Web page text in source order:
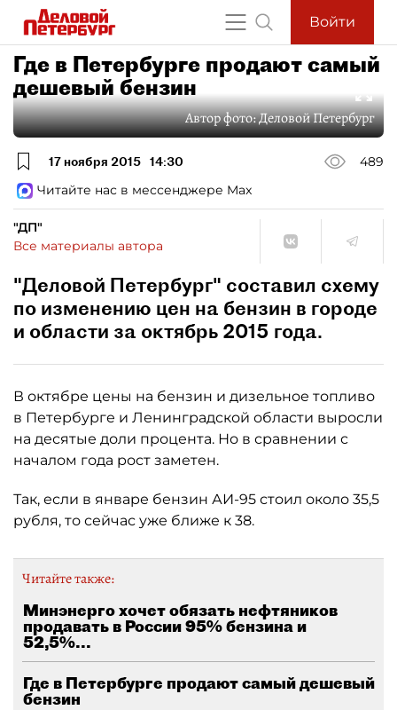
Войти
Где в Петербурге продают самый
дешевый бензин
Автор фото:Деловой Петербург
17 ноября 2015 14:30
489
Читайте нас в мессенджере Max
"ДП"
Все материалы автора
"Деловой Петербург" составил схему
по изменению цен на бензин в городе
и области за октябрь 2015 года.
В октябре цены на бензин и дизельное топливо
в Петербурге и Ленинградской области выросли
на десятые доли процента. Но в сравнении с
началом года рост заметен.
Так, если в январе бензин АИ-95 стоил около 35,5
рубля, то сейчас уже ближе к 38.
Читайте также:
Минэнерго хочет обязать нефтяников
продавать в России 95% бензина и
52,5%...
Где в Петербурге продают самый дешевый
бензин